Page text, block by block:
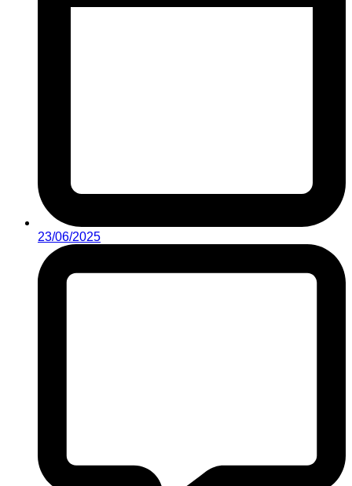
23/06/2025